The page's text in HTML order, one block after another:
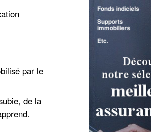
par le
de la